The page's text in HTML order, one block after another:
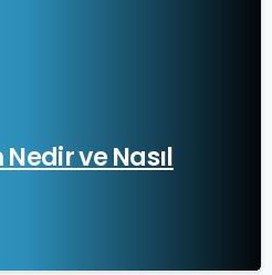
ve Nasıl